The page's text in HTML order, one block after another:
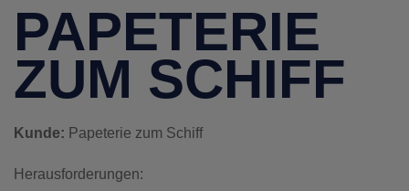
PAPETERIE
ZUM SCHIFF
Kunde: Papeterie zum Schiff
Herausforderungen: